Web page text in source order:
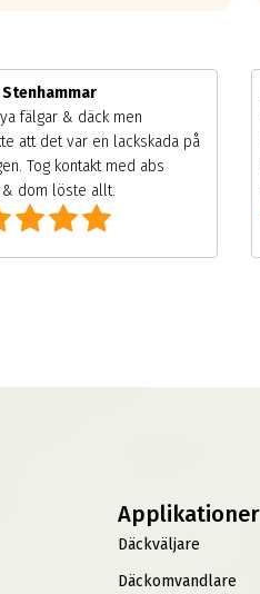
Stenhammar
fälgar & däck men
att det var en lackskada på
Tog kontakt med abs
dom löste allt.
Applikationer
Däckväljare
Däckomvandlare